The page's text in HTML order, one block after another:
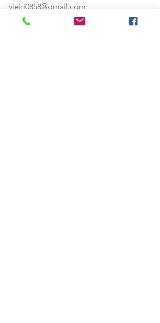
yieiti0858@gmail.com